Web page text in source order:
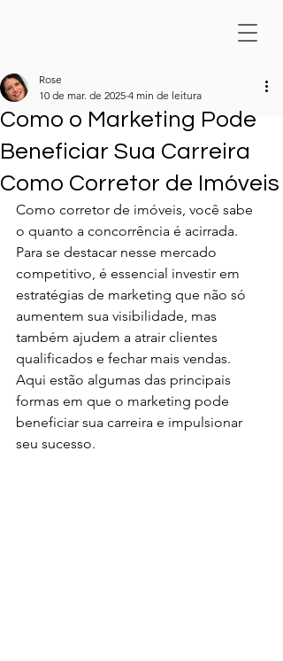
Como o Marketing Pode
Beneficiar Sua Carreira
Como Corretor de Imóveis
Rose
10 de mar. de 2025 4 min de leitura
Como corretor de imóveis, você sabe
o quanto a concorrência é acirrada.
Para se destacar nesse mercado
competitivo, é essencial investir em
estratégias de marketing que não só
aumentem sua visibilidade, mas
também ajudem a atrair clientes
qualificados e fechar mais vendas.
Aqui estão algumas das principais
formas em que o marketing pode
beneficiar sua carreira e impulsionar
seu sucesso.